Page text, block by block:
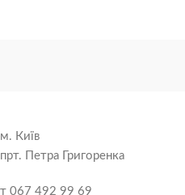
м. Київ
прт. Петра Григоренка
т 067 492 99 69